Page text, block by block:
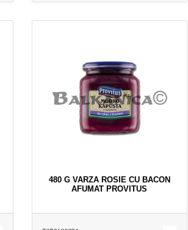
480 G VARZA ROSIE CU BACON
AFUMAT PROVITUS